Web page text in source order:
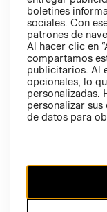
boletines
sociales. Con
patrones de
Al hacer clic en
compartamos
publicitarios. Al
opcionales, lo
personalizadas.
personalizar
de datos para